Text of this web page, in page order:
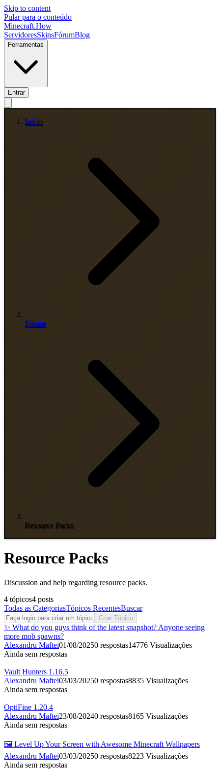
Skip to content
Pular para o conteúdo
Minecraft.How
ServidoresSkinsFórumBlog
Ferramentas
Entrar
Início
Fórum
Resource Packs
Resource Packs
Discussion and help regarding resource packs.
4 tópicos4 posts
Todas as CategoriasTópicos RecentesBuscar
Criar Tópico
✨ What do you guys think of the latest snapshot? Anyone seeing
more mob spawns?
Alexandru Maftei01/08/20250 respostas14776 Visualizações
Ainda sem respostas
Vault Hunters 1.16.5
Alexandru Maftei03/03/20250 respostas8835 Visualizações
Ainda sem respostas
OptiFine 1.20.4
Alexandru Maftei23/08/20240 respostas8165 Visualizações
Ainda sem respostas
🖼️ Level Up Your Screen with Awesome Minecraft Wallpapers
Alexandru Maftei03/03/20250 respostas8223 Visualizações
Ainda sem respostas